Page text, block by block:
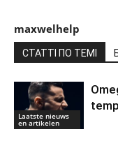
maxwelhelp
СТАТТІ ПО ТЕМІ
Laatste nieuws
en artikelen